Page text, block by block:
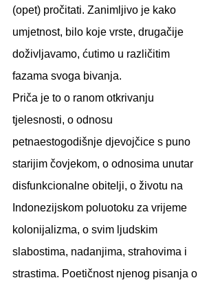
(opet) pročitati. Zanimljivo je kako
umjetnost, bilo koje vrste, drugačije
doživljavamo, ćutimo u različitim
fazama svoga bivanja.
Priča je to o ranom otkrivanju
tjelesnosti, o odnosu
petnaestogodišnje djevojčice s puno
starijim čovjekom, o odnosima unutar
disfunkcionalne obitelji, o životu na
Indonezijskom poluotoku za vrijeme
kolonijalizma, o svim ljudskim
slabostima, nadanjima, strahovima i
strastima. Poetičnost njenog pisanja o